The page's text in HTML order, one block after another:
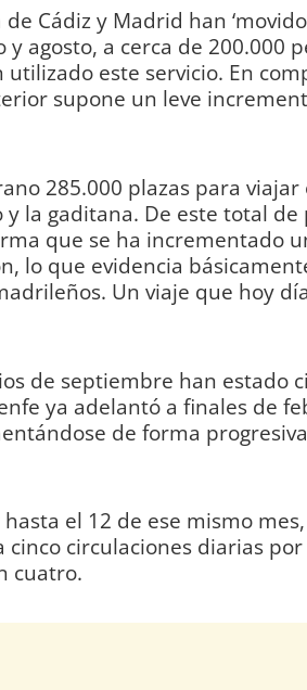
Cádiz y Madrid han
agosto, a cerca de 200.000
este servicio. En
supone un leve
285.000 plazas para
la gaditana. De este total de
que se ha incrementado
lo que evidencia
Un viaje que hoy
de septiembre han estado
ya adelantó a finales de
de forma
el 12 de ese mismo
circulaciones diarias
cuatro.